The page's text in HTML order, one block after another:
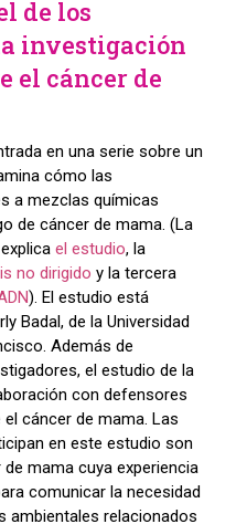
de los
investigación
el cáncer de
en una serie sobre un
cómo las
a mezclas químicas
de cáncer de mama. (La
el estudio, la
no dirigido y la tercera
). El estudio está
Badal, de la Universidad
Además de
el estudio de la
con defensores
cáncer de mama. Las
en este estudio son
mama cuya experiencia
comunicar la necesidad
ambientales relacionados